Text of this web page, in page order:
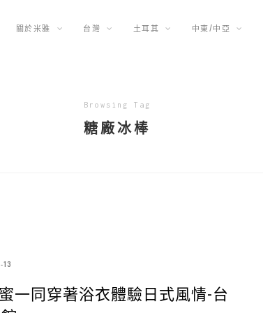
關於米雅 台灣 土耳其 中東/中亞
Browsing Tag
糖廠冰棒
13
一同穿著浴衣體驗日式風情-台